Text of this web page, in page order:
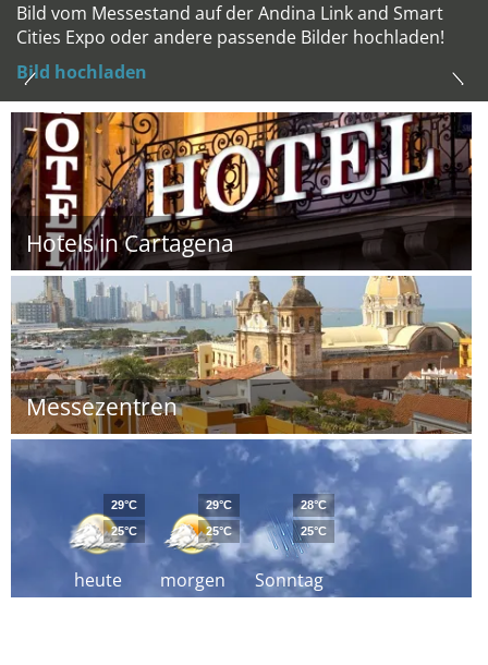
Bild vom Messestand auf der Andina Link and Smart
Cities Expo oder andere passende Bilder hochladen!
Bild hochladen
Hotels in Cartagena
Messezentren
heute
29°C
25°C
morgen
29°C
25°C
Sonntag
28°C
25°C